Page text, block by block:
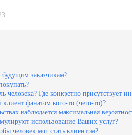
заказчикам?
человека? Где конкретно присутствует
фанатом кого-то (чего-то)?
наблюдается максимальная
использование Ваших услуг?
человек мог стать клиентом?